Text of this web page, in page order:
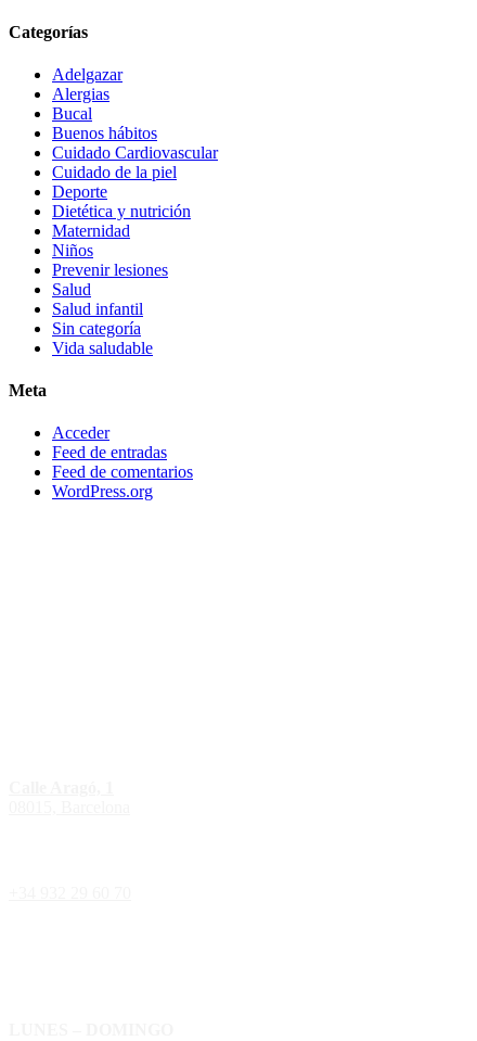
Categorías
Adelgazar
Alergias
Bucal
Buenos hábitos
Cuidado Cardiovascular
Cuidado de la piel
Deporte
Dietética y nutrición
Maternidad
Niños
Prevenir lesiones
Salud
Salud infantil
Sin categoría
Vida saludable
Meta
Acceder
Feed de entradas
Feed de comentarios
WordPress.org